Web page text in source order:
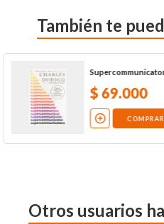
También te
$69.000
Otros usuarios